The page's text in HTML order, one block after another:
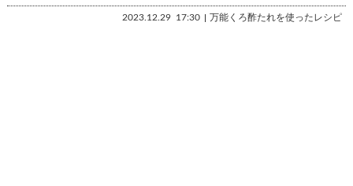
2023.12.29 17:30 万能くろ酢たれを使ったレシピ